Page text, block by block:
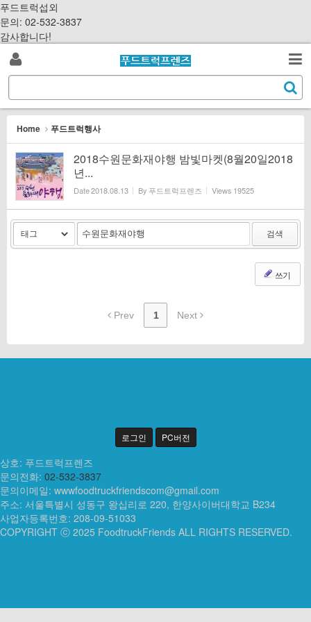
푸드트럭섭외
문의: 02-532-3837
감사합니다!
S
k
i
o
로
검
색
e
a
c
Home 푸드트럭행사
2018수원문화재야행 밤빛마켓(8월20일2018
년...
Date2018.08.13 By 푸드트럭프렌즈 Views 19525
검색
쓰기
Prev 1 Next
로그인 PC버전
상호: 푸드트럭프렌즈
문의전화: 02-532-3837
문의이메일: wwwfoodtruckfriendscom@gmail.com
주소: 서울특별시 성동구 왕십리로 220, 한양사이버대학교 B234
사업자등록번호: 208-09-51033
COPYRIGHT ⓒ 2025 FoodtruckFriends ALL RIGHTS RESERVED.